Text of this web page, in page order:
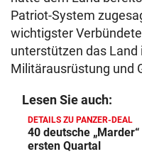
Patriot-System
wichtigster
unterstützen das
Militärausrüstung und
Lesen Sie auch:
DETAILS ZU PANZER-DEAL
40 deutsche
ersten Quartal